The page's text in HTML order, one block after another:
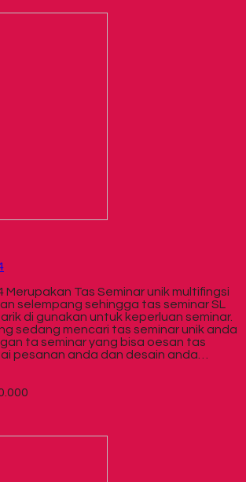
Merupakan Tas Seminar unik multifingsi
selempang sehingga tas seminar SL
di gunakan untuk keperluan seminar.
sedang mencari tas seminar unik anda
ta seminar yang bisa oesan tas
pesanan anda dan desain anda…